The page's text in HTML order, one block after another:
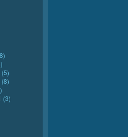
(5)
(8)
(3)